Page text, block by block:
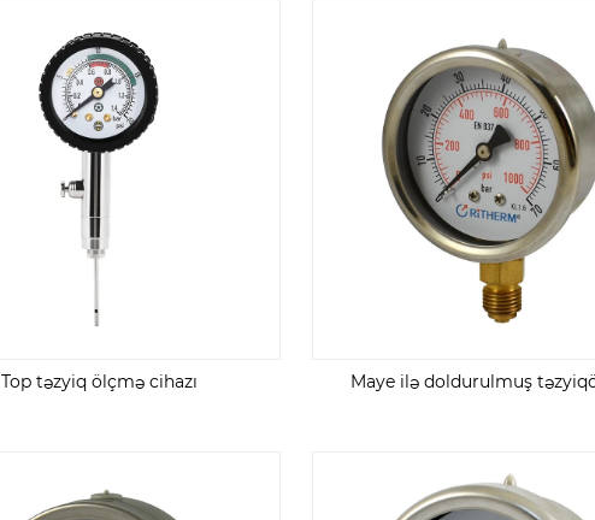
Top təzyiq ölçmə cihazı Maye ilə doldurulmuş